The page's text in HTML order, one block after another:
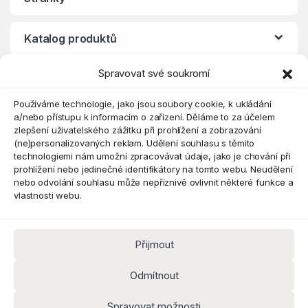
Spravovat své soukromí
Používáme technologie, jako jsou soubory cookie, k ukládání
a/nebo přístupu k informacím o zařízení. Děláme to za účelem
zlepšení uživatelského zážitku při prohlížení a zobrazování
(ne)personalizovaných reklam. Udělení souhlasu s těmito
technologiemi nám umožní zpracovávat údaje, jako je chování při
prohlížení nebo jedinečné identifikátory na tomto webu. Neudělení
nebo odvolání souhlasu může nepříznivě ovlivnit některé funkce a
vlastnosti webu.
Přijmout
Odmítnout
Katalog produktů
Máte dotaz? Kontaktujte nás
k.cz
Kancelář 8:30 - 16:00